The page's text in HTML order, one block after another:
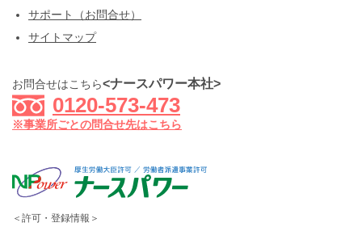
サポート（お問合せ）
サイトマップ
お問合せはこちら<ナースパワー本社>
0120-573-473
※事業所ごとの問合せ先はこちら
＜許可・登録情報＞